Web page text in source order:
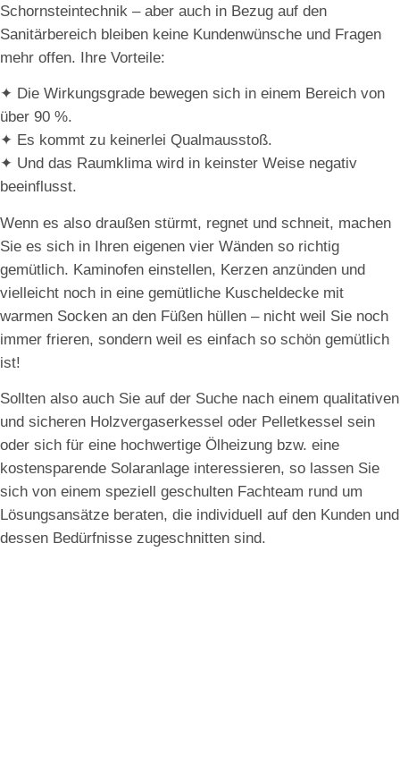
Schornsteintechnik – aber auch in Bezug auf den
Sanitärbereich bleiben keine Kundenwünsche und Fragen
mehr offen. Ihre Vorteile:
✦ Die Wirkungsgrade bewegen sich in einem Bereich von
über 90 %.
✦ Es kommt zu keinerlei Qualmausstoß.
✦ Und das Raumklima wird in keinster Weise negativ
beeinflusst.
Wenn es also draußen stürmt, regnet und schneit, machen
Sie es sich in Ihren eigenen vier Wänden so richtig
gemütlich. Kaminofen einstellen, Kerzen anzünden und
vielleicht noch in eine gemütliche Kuscheldecke mit
warmen Socken an den Füßen hüllen – nicht weil Sie noch
immer frieren, sondern weil es einfach so schön gemütlich
ist!
Sollten also auch Sie auf der Suche nach einem qualitativen
und sicheren Holzvergaserkessel oder Pelletkessel sein
oder sich für eine hochwertige Ölheizung bzw. eine
kostensparende Solaranlage interessieren, so lassen Sie
sich von einem speziell geschulten Fachteam rund um
Lösungsansätze beraten, die individuell auf den Kunden und
dessen Bedürfnisse zugeschnitten sind.